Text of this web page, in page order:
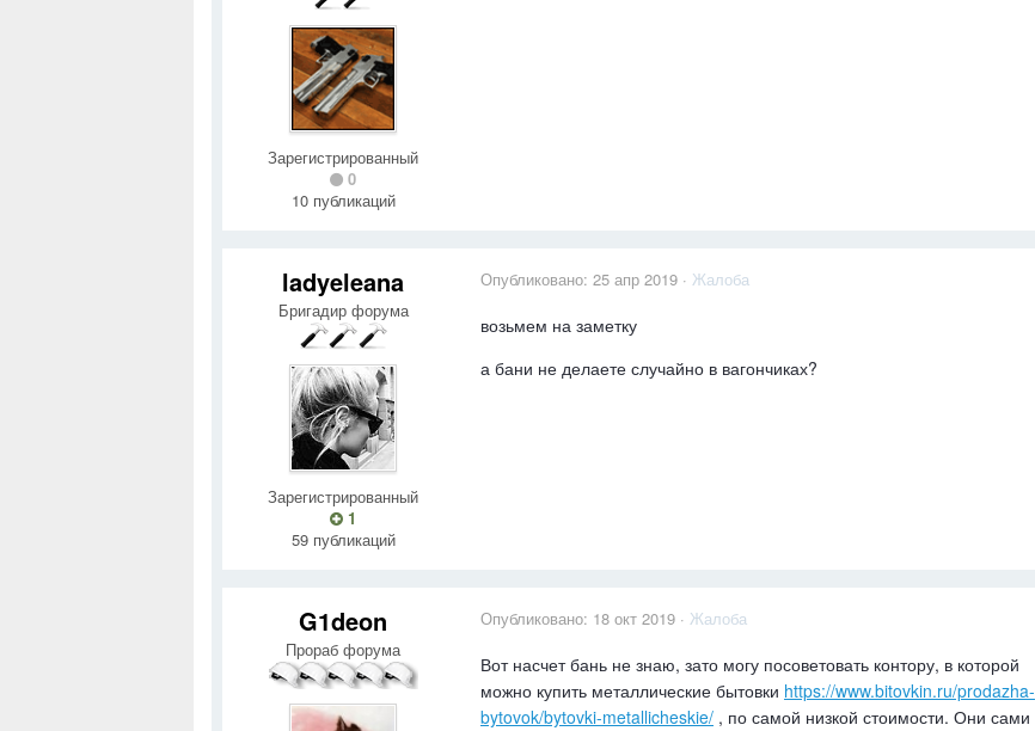
Зарегистрированный
0
10 публикаций
ladyeleana
Бригадир форума
Зарегистрированный
1
59 публикаций
Опубликовано: 25 апр 2019 · Жалоба
возьмем на заметку
а бани не делаете случайно в вагончиках?
G1deon
Прораб форума
Опубликовано: 18 окт 2019 · Жалоба
Вот насчет бань не знаю, зато могу посоветовать контору, в которой
можно купить металлические бытовки https://www.bitovkin.ru/prodazha-
bytovok/bytovki-metallicheskie/ , по самой низкой стоимости. Они сами